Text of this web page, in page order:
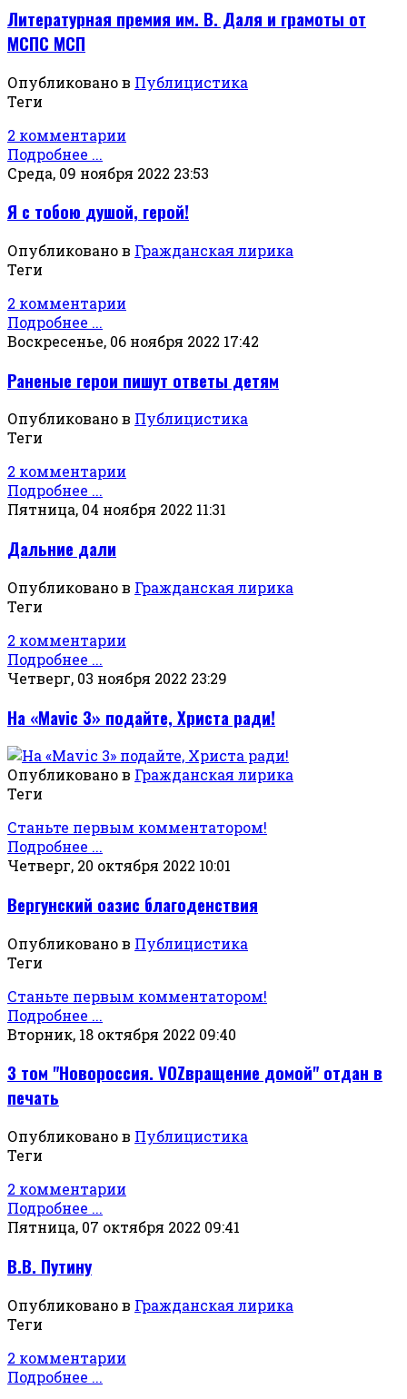
Литературная премия им. В. Даля и грамоты от
МСПС МСП
Опубликовано в Публицистика
Теги
2 комментарии
Подробнее ...
Среда, 09 ноября 2022 23:53
Я с тобою душой, герой!
Опубликовано в Гражданская лирика
Теги
2 комментарии
Подробнее ...
Воскресенье, 06 ноября 2022 17:42
Раненые герои пишут ответы детям
Опубликовано в Публицистика
Теги
2 комментарии
Подробнее ...
Пятница, 04 ноября 2022 11:31
Дальние дали
Опубликовано в Гражданская лирика
Теги
2 комментарии
Подробнее ...
Четверг, 03 ноября 2022 23:29
На «Mavic 3» подайте, Христа ради!
Опубликовано в Гражданская лирика
Теги
Станьте первым комментатором!
Подробнее ...
Четверг, 20 октября 2022 10:01
Вергунский оазис благоденствия
Опубликовано в Публицистика
Теги
Станьте первым комментатором!
Подробнее ...
Вторник, 18 октября 2022 09:40
3 том "Новороссия. VOZвращение домой" отдан в
печать
Опубликовано в Публицистика
Теги
2 комментарии
Подробнее ...
Пятница, 07 октября 2022 09:41
В.В. Путину
Опубликовано в Гражданская лирика
Теги
2 комментарии
Подробнее ...